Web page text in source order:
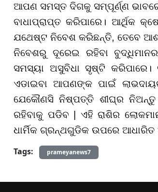
ଆପଣ ସମସ୍ତ ଦିଗକୁ ସମ୍ପୂର୍ଣ୍ଣ
ବାଧାପ୍ରାପ୍ତ କରିପାରେ। ଆର୍ଥିକ
ଯଥେଷ୍ଟ ନିବେଶ କରିଛନ୍ତି, ତେବେ
ନିବେଶରୁ ଦୂରେଇ ରହିବା
ସମସ୍ୟା ଅସୁବିଧା ସୃଷ୍ଟି
ଏଡାଇବା ଆପଣଙ୍କ ପାଇଁ
ଯେକୌଣସି ନିଷ୍ପତ୍ତି ଶୀଘ୍ର ନିଅନ୍ତୁ
ରହିବାକୁ ପଡିବ | ଏହି ରାଶିର
ଧାର୍ମିକ ଗ୍ରନ୍ଥଗୁଡିକ ଉପରେ ଆଧାରିତ
Tags:
prameyanews7